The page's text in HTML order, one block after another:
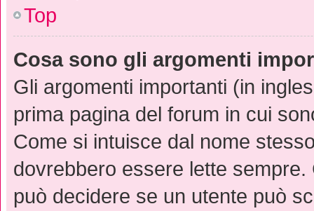
Top
Cosa sono gli argomenti
Gli argomenti importanti (in
prima pagina del forum in cui
Come si intuisce dal nome
dovrebbero essere lette sempre.
può decidere se un utente può